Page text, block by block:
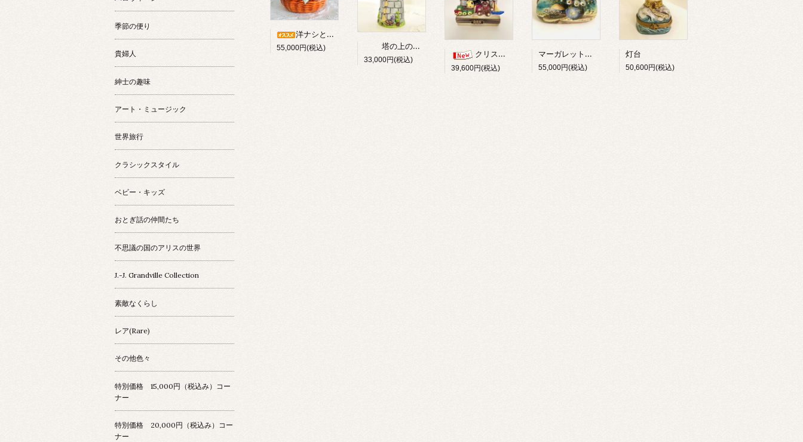
洋ナシとリンゴのバスケット シリアルナンバー付き
55,000円(税込) 塔の上のラプンツェル
33,000円(税込)
クリスマスの暖炉とテディ
39,600円(税込)
マーガレットのハンドバッグ
55,000円(税込)
灯台
50,600円(税込)
季節の便り
貴婦人
紳士の趣味
アート・ミュージック
世界旅行
クラシックスタイル
ベビー・キッズ
おとぎ話の仲間たち
不思議の国のアリスの世界
J.-J. Grandville Collection
素敵なくらし
レア(Rare)
その他色々
特別価格 15,000円（税込み）コー
ナー
特別価格 20,000円（税込み）コー
ナー